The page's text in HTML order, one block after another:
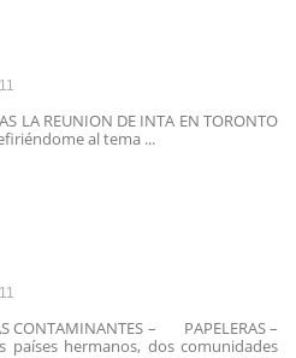
LA REUNION DE INTA EN TORONTO
al tema ...
CONTAMINANTES – PAPELERAS –
hermanos, dos comunidades